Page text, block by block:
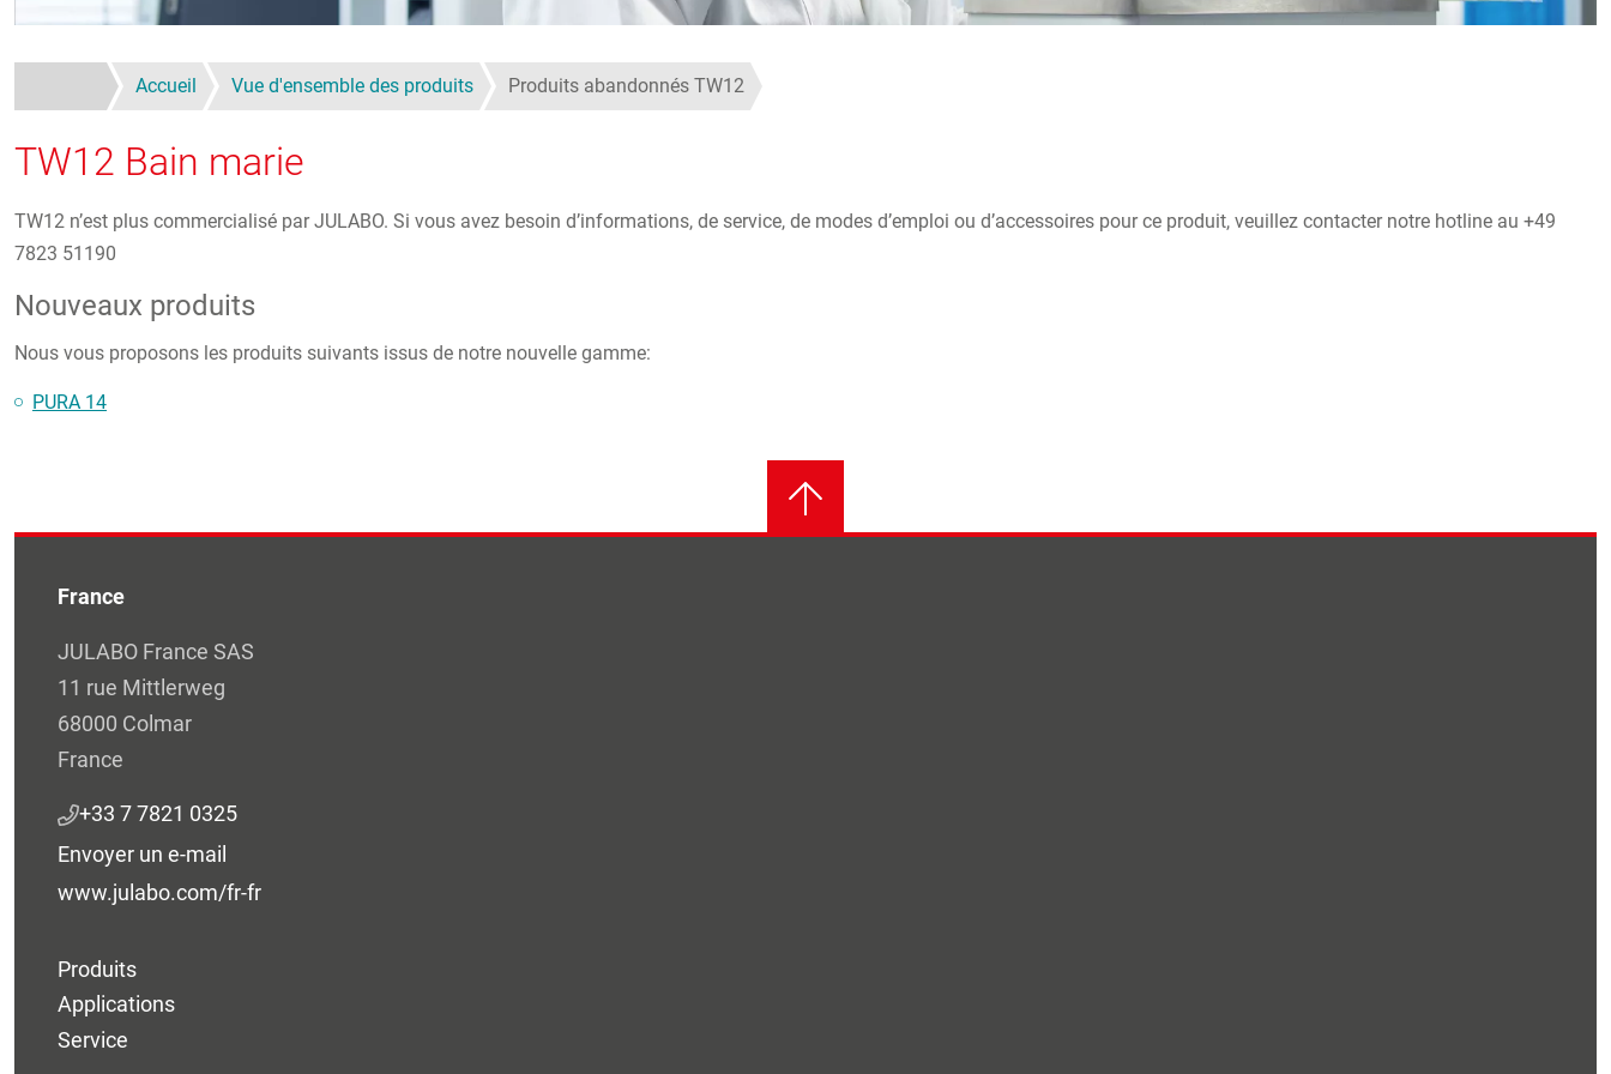
Accueil Vue d'ensemble des produits Produits abandonnés TW12
TW12 Bain marie
TW12 n’est plus commercialisé par JULABO. Si vous avez besoin d’informations, de service, de modes d’emploi ou d’accessoires pour ce produit, veuillez contacter notre hotline au +49
7823 51190
Nouveaux produits
Nous vous proposons les produits suivants issus de notre nouvelle gamme:
PURA 14
France
JULABO France SAS
11 rue Mittlerweg
68000 Colmar
France
+33 7 7821 0325
Envoyer un e-mail
www.julabo.com/fr-fr
Produits
Applications
Service